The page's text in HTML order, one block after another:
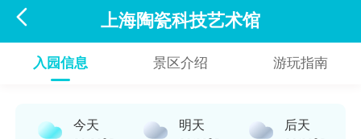
 上海陶瓷科技艺术馆
入园信息 景区介绍 游玩指南
今天 明天 后天